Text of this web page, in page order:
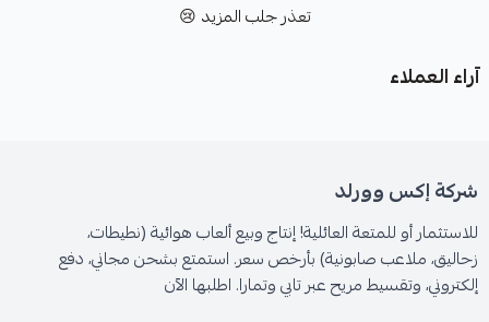
تعذر جلب المزيد 😢
آراء العملاء
شركة إكس وورلد
للاستثمار أو للمتعة العائلية! إنتاج وبيع ألعاب هوائية (نطيطات،
زحاليق، ملاعب صابونية) بأرخص سعر. استمتع بشحن مجاني، دفع
إلكتروني، وتقسيط مريح عبر تابي وتمارا. اطلبها الآن